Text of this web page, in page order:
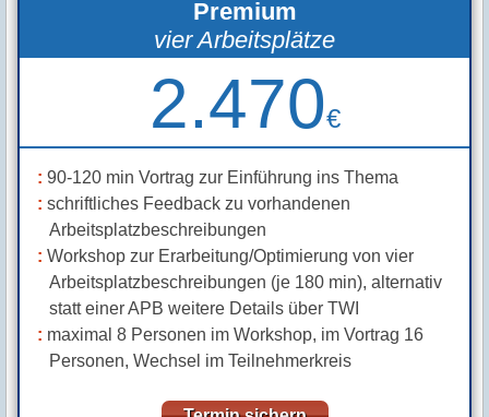
Kaizen2go
Aufschlüsselung
Premium
vier Arbeitsplätze
2.470
90-120 min Vortrag zur Einführung ins Thema
schriftliches Feedback zu vorhandenen
Arbeitsplatzbeschreibungen
Workshop zur Erarbeitung/Optimierung von vier
statt einer APB weitere Details über TWI